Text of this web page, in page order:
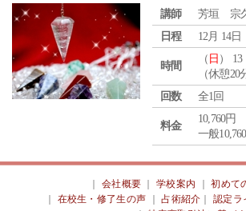
講師
芳垣 宗
日程
12月 14日
時間
（ 日 ） 13
（休憩20
回数
全1回
料金
10,760円
一般
会社概要 ｜学校案内 ｜初めて
在校生・修了生の声 ｜占術紹介 ｜認定ラ